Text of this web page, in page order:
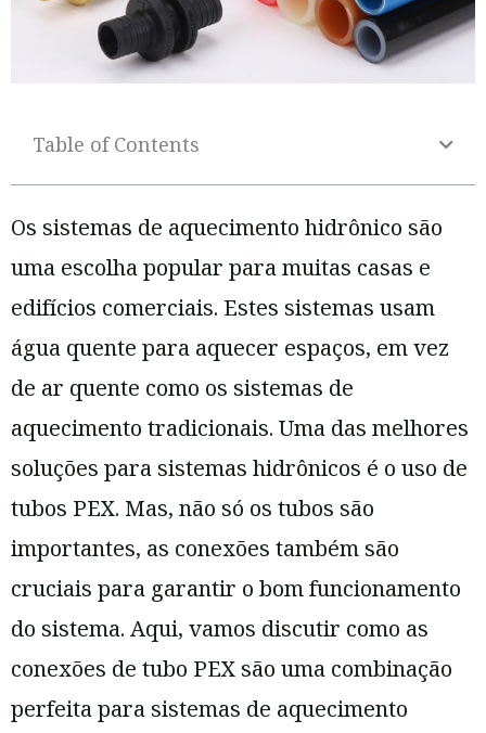
Table of Contents
Os sistemas de aquecimento hidrônico são
uma escolha popular para muitas casas e
edifícios comerciais. Estes sistemas usam
água quente para aquecer espaços, em vez
de ar quente como os sistemas de
aquecimento tradicionais. Uma das melhores
soluções para sistemas hidrônicos é o uso de
tubos PEX. Mas, não só os tubos são
importantes, as conexões também são
cruciais para garantir o bom funcionamento
do sistema. Aqui, vamos discutir como as
conexões de tubo PEX são uma combinação
perfeita para sistemas de aquecimento